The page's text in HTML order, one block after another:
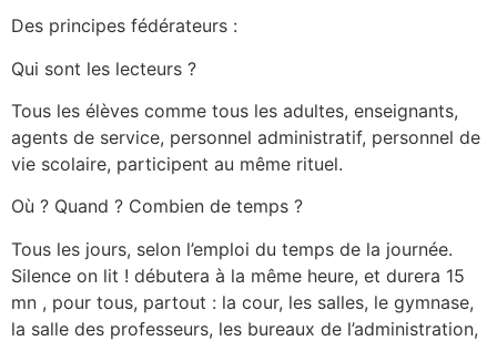
Des principes fédérateurs :
Qui sont les lecteurs ?
Tous les élèves comme tous les adultes, enseignants,
agents de service, personnel administratif, personnel de
vie scolaire, participent au même rituel.
Où ? Quand ? Combien de temps ?
Tous les jours, selon l’emploi du temps de la journée.
Silence on lit ! débutera à la même heure, et durera 15
mn , pour tous, partout : la cour, les salles, le gymnase,
la salle des professeurs, les bureaux de l’administration,